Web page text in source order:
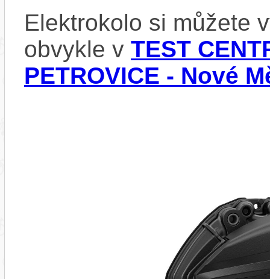
Elektrokolo si můžete
obvykle v TEST
PETROVICE - Nové